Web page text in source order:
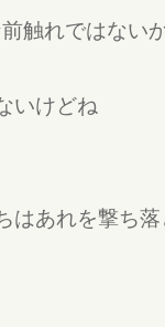
触れではない
いけどね
はあれを撃ち